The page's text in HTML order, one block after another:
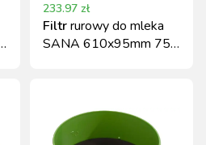
233.97 zł
Filtrrurowy do mleka
SANA 610x95mm 75g